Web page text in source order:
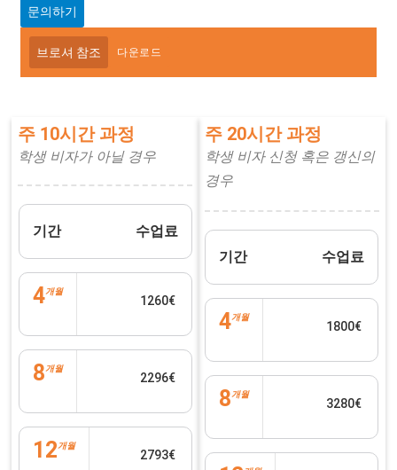
문의하기
브로셔 참조 다운로드
주 10시간 과정
학생 비자가 아닐 경우
기간 수업료
4개월
1260€
8개월
2296€
12개월
2793€
주 20시간 과정
학생 비자 신청 혹은 갱신의
경우
기간 수업료
4개월
1800€
8개월
3280€